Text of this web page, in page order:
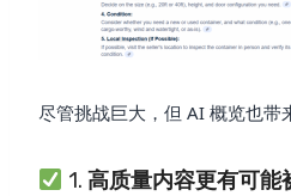
尽管挑战巨大，但 AI 概览也带
1. 高质量内容更有可能